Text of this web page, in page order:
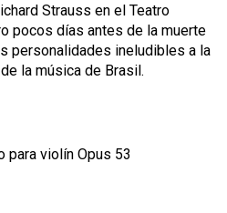
Strauss en el Teatro
pocos días antes de la muerte
personalidades ineludibles a la
la música de Brasil.
para violín Opus 53